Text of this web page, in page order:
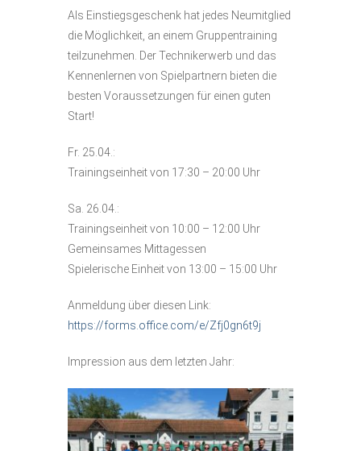
Mitglied werden!
Als Einstiegsgeschenk hat jedes Neumitglied
die Möglichkeit, an einem Gruppentraining
teilzunehmen. Der Technikerwerb und das
Kennenlernen von Spielpartnern bieten die
besten Voraussetzungen für einen guten
Start!
Fr. 25.04.:
Trainingseinheit von 17:30 – 20:00 Uhr
Sa. 26.04.:
Trainingseinheit von 10:00 – 12:00 Uhr
Gemeinsames Mittagessen
Spielerische Einheit von 13:00 – 15:00 Uhr
Anmeldung über diesen Link:
https://forms.office.com/e/Zfj0gn6t9j
Impression aus dem letzten Jahr: